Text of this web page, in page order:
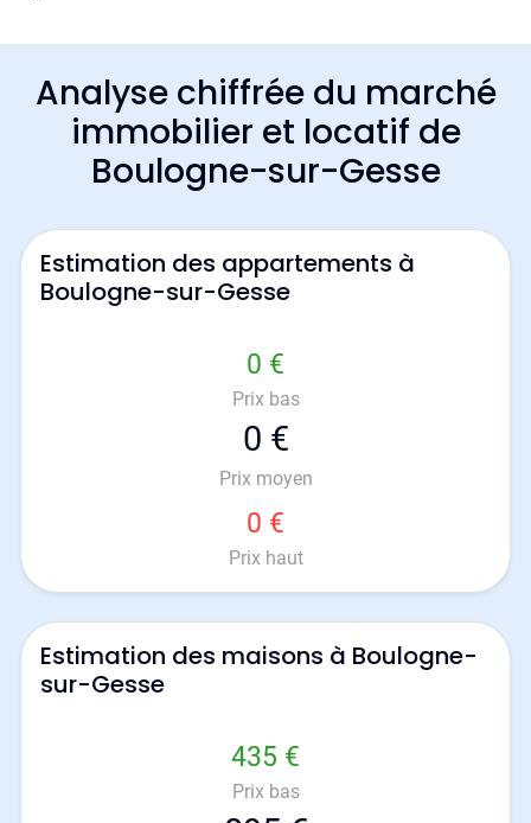
Analyse chiffrée du marché
immobilier et locatif de
Boulogne-sur-Gesse
Estimation des appartements à
Boulogne-sur-Gesse
0 €
Prix bas
0 €
Prix moyen
0 €
Prix haut
Estimation des maisons à Boulogne-
sur-Gesse
435 €
Prix bas